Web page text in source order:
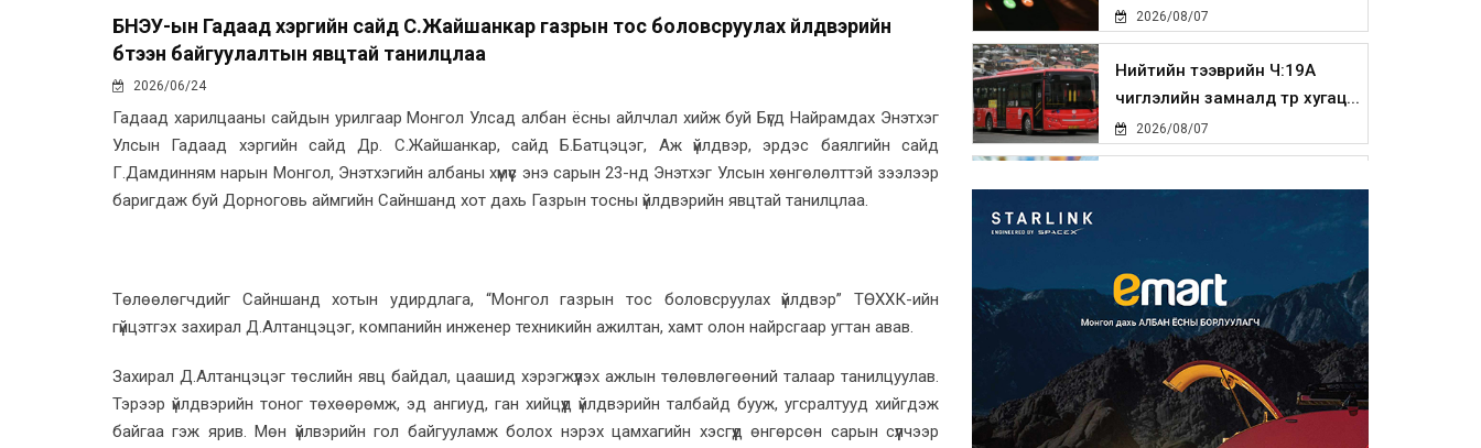
БНЭУ-ын Гадаад хэргийн сайд С.Жайшанкар газрын тос боловсруулах үйлдвэрийн
бүтээн байгуулалтын явцтай танилцлаа
2026/06/24
Гадаад харилцааны сайдын урилгаар Монгол Улсад албан ёсны айлчлал хийж буй Бүгд Найрамдах Энэтхэг
Улсын Гадаад хэргийн сайд Др. С.Жайшанкар, сайд Б.Батцэцэг, Аж үйлдвэр, эрдэс баялгийн сайд
Г.Дамдинням нарын Монгол, Энэтхэгийн албаны хүмүүс энэ сарын 23-нд Энэтхэг Улсын хөнгөлөлттэй зээлээр
баригдаж буй Дорноговь аймгийн Сайншанд хот дахь Газрын тосны үйлдвэрийн явцтай танилцлаа.
Төлөөлөгчдийг Сайншанд хотын удирдлага, “Монгол газрын тос боловсруулах үйлдвэр” ТӨХХК-ийн
гүйцэтгэх захирал Д.Алтанцэцэг, компанийн инженер техникийн ажилтан, хамт олон найрсгаар угтан авав.
Захирал Д.Алтанцэцэг төслийн явц байдал, цаашид хэрэгжүүлэх ажлын төлөвлөгөөний талаар танилцуулав.
Тэрээр үйлдвэрийн тоног төхөөрөмж, эд ангиуд, ган хийцүүд үйлдвэрийн талбайд бууж, угсралтууд хийгдэж
байгаа гэж ярив. Мөн үйлвэрийн гол байгууламж болох нэрэх цамхагийн хэсгүүд өнгөрсөн сарын сүүлчээр
2026/08/07
Нийтийн тээврийн Ч:19А
чиглэлийн замналд түр хугац...
2026/08/07
2026/08/07
Улаанбаатарт өдөртөө 30 хэм
дулаан
2026/08/07
Улсын чанартай хатуу
хучилттай авто замын талаас